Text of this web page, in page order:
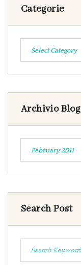
Categorie
Select Category
Archivio Blog
February 2011
Search Post